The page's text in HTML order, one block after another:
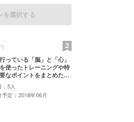
を選択する
円
っている「脳」と「心」
使ったトレーニングや特
なポイントをまとめた虎
供させて頂きます。 人は
も変わることが出来る
持った能力の差がないと
5人
予定：2018年06月